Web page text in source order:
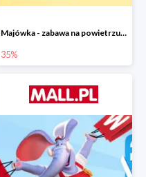
Majówka - zabawa na powietrzu do -35%
35%